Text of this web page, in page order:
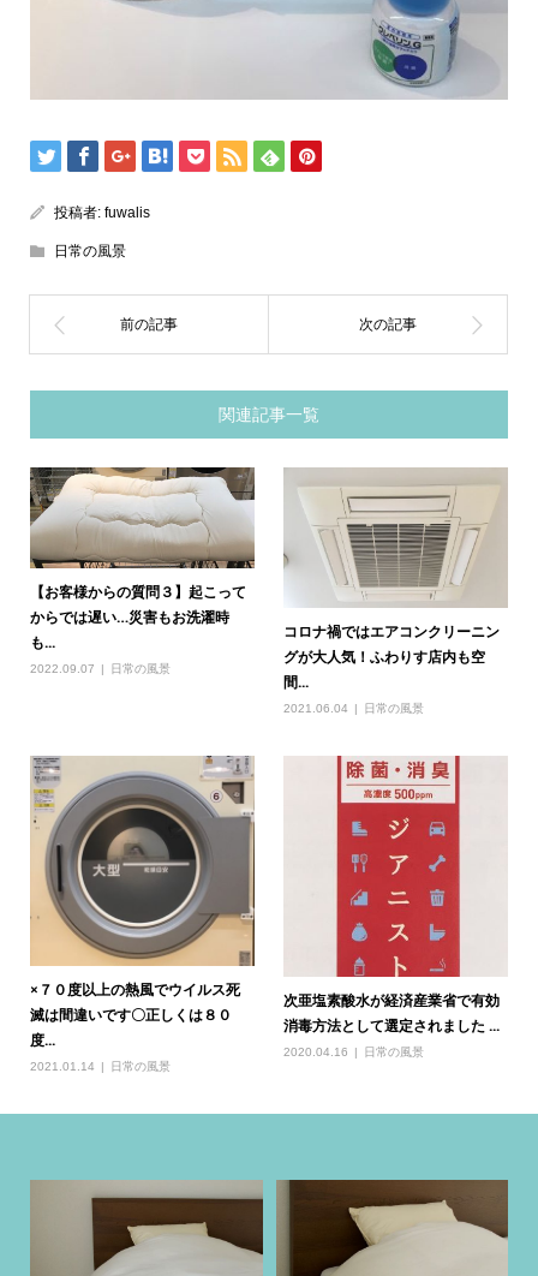
投稿者: fuwalis
日常の風景
関連記事一覧
【お客様からの質問３】起こって
からでは遅い…災害もお洗濯時
も...
2022.09.07 日常の風景
コロナ禍ではエアコンクリーニン
グが大人気！ふわりす店内も空
間...
2021.06.04 日常の風景
×７０度以上の熱風でウイルス死
滅は間違いです〇正しくは８０
度...
2021.01.14 日常の風景
次亜塩素酸水が経済産業省で有効
消毒方法として選定されました ...
2020.04.16 日常の風景